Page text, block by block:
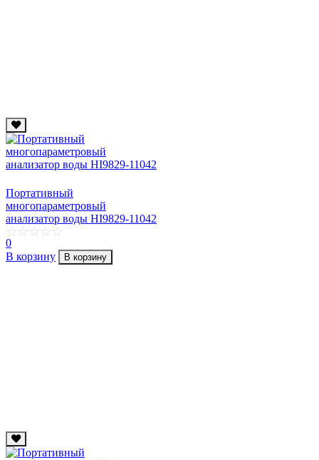
Портативный
многопараметровый
анализатор воды HI9829-11042
0
В корзину
В корзину